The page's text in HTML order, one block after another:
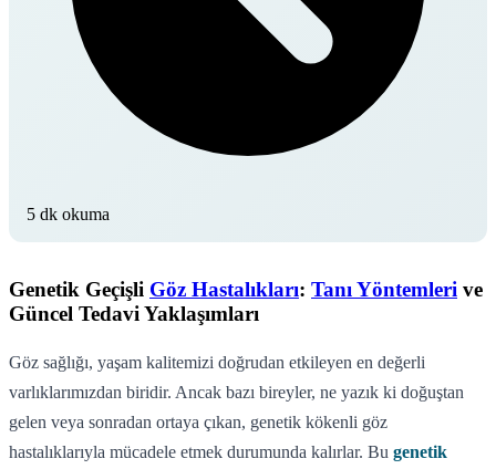
5 dk okuma
Genetik Geçişli Göz Hastalıkları: Tanı Yöntemleri ve
Güncel Tedavi Yaklaşımları
Göz sağlığı, yaşam kalitemizi doğrudan etkileyen en değerli
varlıklarımızdan biridir. Ancak bazı bireyler, ne yazık ki doğuştan
gelen veya sonradan ortaya çıkan, genetik kökenli göz
hastalıklarıyla mücadele etmek durumunda kalırlar. Bu genetik